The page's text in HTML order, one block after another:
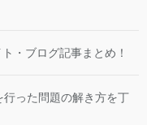
・ブログ記事まとめ！
行った問題の解き方を丁